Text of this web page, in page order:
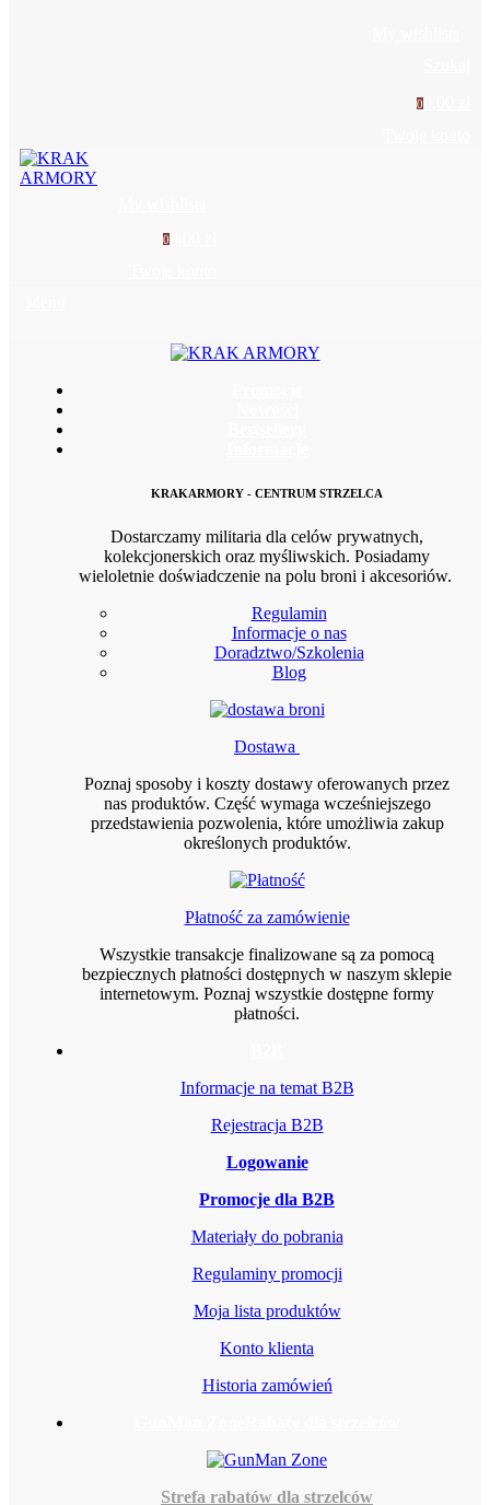
0
00,00 zł
KRAKARMORY - CENTRUM STRZELCA
Dostarczamy militaria dla celów prywatnych,
kolekcjonerskich oraz myśliwskich. Posiadamy
wieloletnie doświadczenie na polu broni i akcesoriów.
Regulamin
Informacje o nas
Doradztwo/Szkolenia
Blog
Dostawa
Poznaj sposoby i koszty dostawy oferowanych przez
nas produktów. Część wymaga wcześniejszego
przedstawienia pozwolenia, które umożliwia zakup
określonych produktów.
Płatność za zamówienie
Wszystkie transakcje finalizowane są za pomocą
bezpiecznych płatności dostępnych w naszym sklepie
internetowym. Poznaj wszystkie dostępne formy
płatności.
Informacje na temat B2B
Rejestracja B2B
Logowanie
Promocje dla B2B
Materiały do pobrania
Regulaminy promocji
Moja lista produktów
Konto klienta
Historia zamówień
Strefa rabatów dla strzelców